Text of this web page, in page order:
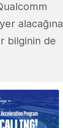
alacağına
bilginin de